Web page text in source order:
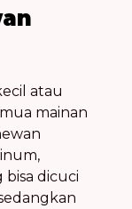
atau
mainan
bisa dicuci